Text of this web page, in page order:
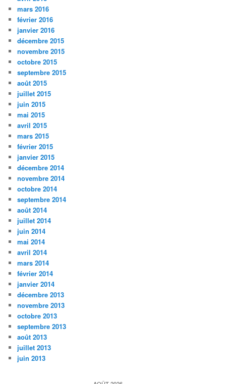
mars 2016
février 2016
janvier 2016
décembre 2015
novembre 2015
octobre 2015
septembre 2015
août 2015
juillet 2015
juin 2015
mai 2015
avril 2015
mars 2015
février 2015
janvier 2015
décembre 2014
novembre 2014
octobre 2014
septembre 2014
août 2014
juillet 2014
juin 2014
mai 2014
avril 2014
mars 2014
février 2014
janvier 2014
décembre 2013
novembre 2013
octobre 2013
septembre 2013
août 2013
juillet 2013
juin 2013